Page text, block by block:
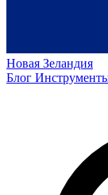
Новая Зеландия
Блог